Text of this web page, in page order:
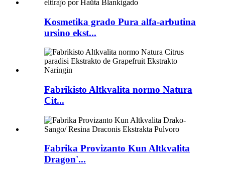
Kosmetika grado Pura alfa-arbutina
ursino ekst...
Fabrikisto Altkvalita normo Natura
Cit...
Fabrika Provizanto Kun Altkvalita
Dragon'...